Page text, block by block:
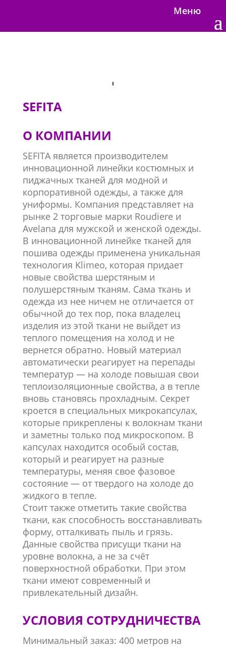
Меню
SEFITA
О КОМПАНИИ
SEFITA является производителем
инновационной линейки костюмных и
пиджачных тканей для модной и
корпоративной одежды, а также для
униформы. Компания представляет на
рынке 2 торговые марки Roudiere и
Avelana для мужской и женской одежды.
В инновационной линейке тканей для
пошива одежды применена уникальная
технология Klimeo, которая придает
новые свойства шерстяным и
полушерстяным тканям. Сама ткань и
одежда из нее ничем не отличается от
обычной до тех пор, пока владелец
изделия из этой ткани не выйдет из
теплого помещения на холод и не
вернется обратно. Новый материал
автоматически реагирует на перепады
температур — на холоде повышая свои
теплоизоляционные свойства, а в тепле
вновь становясь прохладным. Секрет
кроется в специальных микрокапсулах,
которые прикреплены к волокнам ткани
и заметны только под микроскопом. В
капсулах находится особый состав,
который и реагирует на разные
температуры, меняя свое фазовое
состояние — от твердого на холоде до
жидкого в тепле.
Стоит также отметить такие свойства
ткани, как способность восстанавливать
форму, отталкивать пыль и грязь.
Данные свойства присущи ткани на
уровне волокна, а не за счёт
поверхностной обработки. При этом
ткани имеют современный и
привлекательный дизайн.
УСЛОВИЯ СОТРУДНИЧЕСТВА
Минимальный заказ: 400 метров на